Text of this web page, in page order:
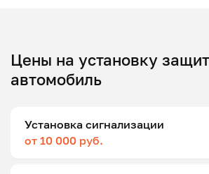
Цены на установку
автомобиль
Установка сигнализации
от 10 000 руб.